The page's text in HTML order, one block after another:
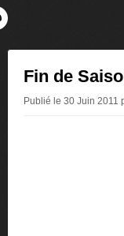
Fin de
Publié le 30 Juin 2011